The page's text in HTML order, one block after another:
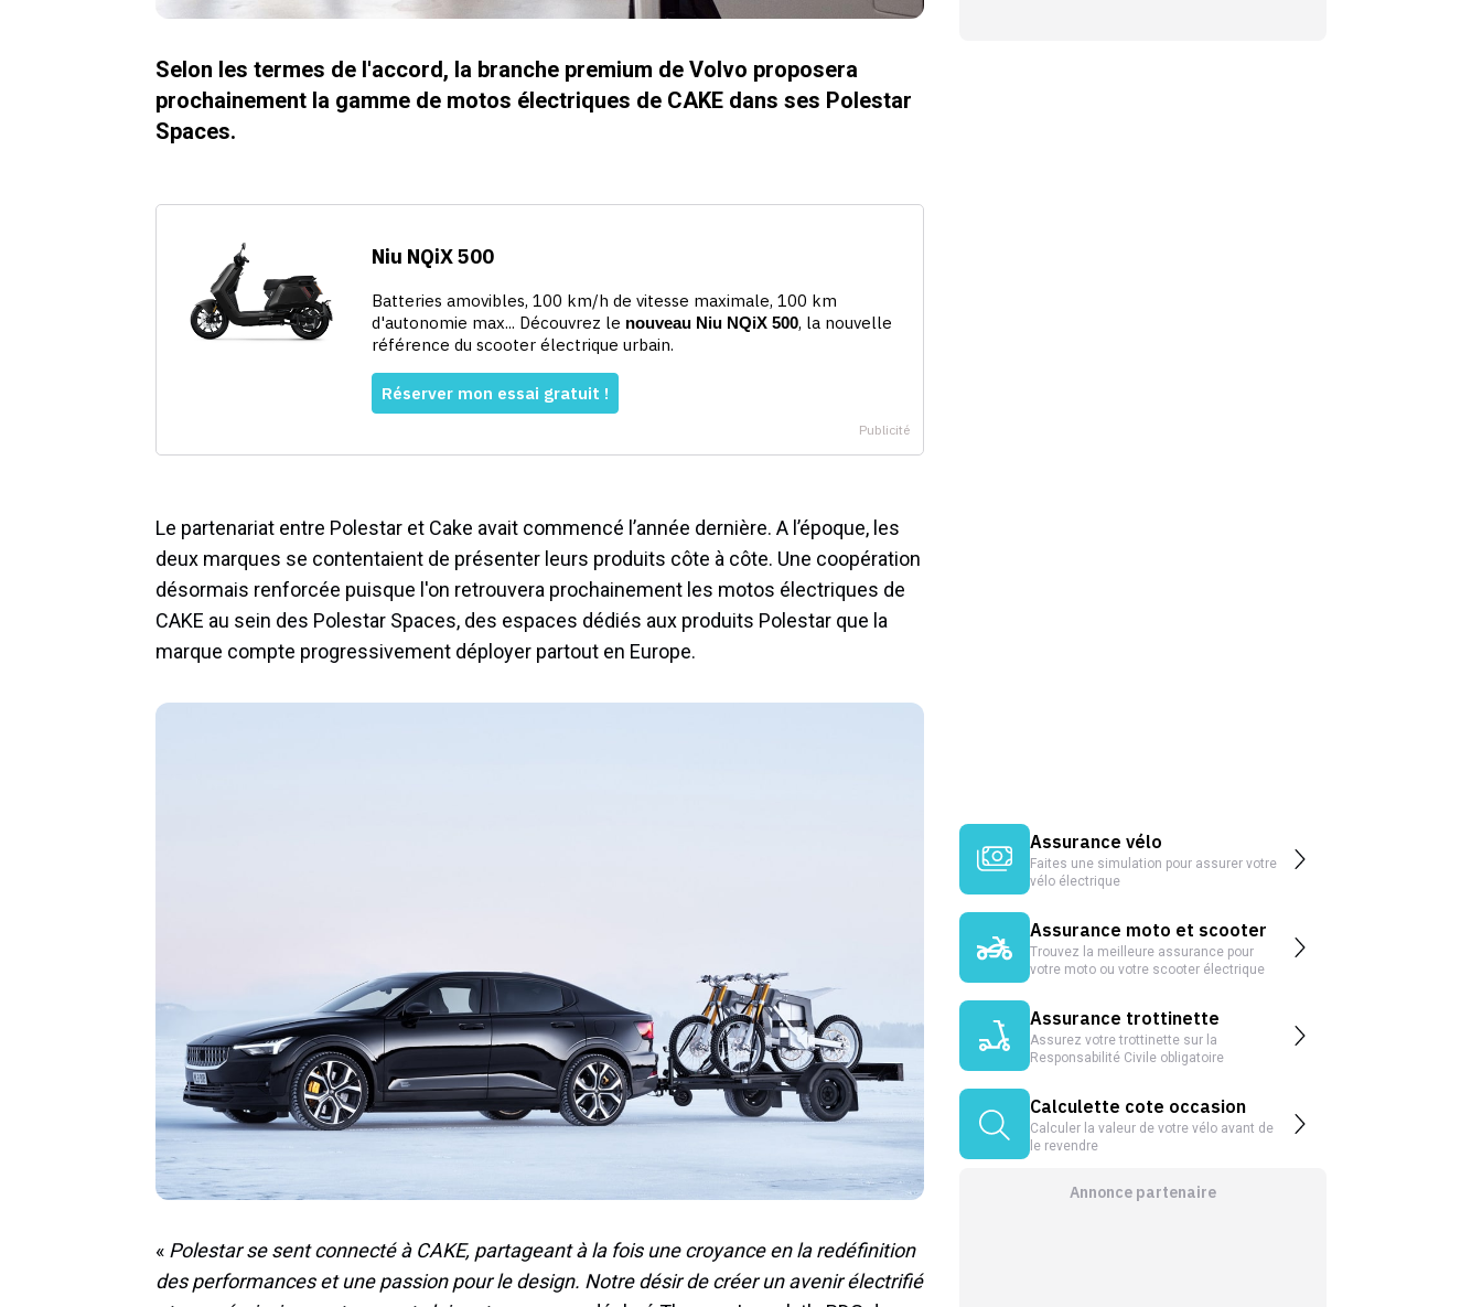
Selon les termes de l'accord, la branche premium de Volvo proposera
prochainement la gamme de motos électriques de CAKE dans ses Polestar
Spaces.
Le partenariat entre Polestar et Cake avait commencé l’année dernière. A l’époque, les
deux marques se contentaient de présenter leurs produits côte à côte. Une coopération
désormais renforcée puisque l'on retrouvera prochainement les motos électriques de
CAKE au sein des Polestar Spaces, des espaces dédiés aux produits Polestar que la
marque compte progressivement déployer partout en Europe.
« Polestar se sent connecté à CAKE, partageant à la fois une croyance en la redéfinition
des performances et une passion pour le design. Notre désir de créer un avenir électrifié
Assurance vélo
Faites une simulation pour assurer votre
vélo électrique
Assurance moto et scooter
Trouvez la meilleure assurance pour
votre moto ou votre scooter électrique
Assurance trottinette
Assurez votre trottinette sur la
Responsabilité Civile obligatoire
Calculette cote occasion
Calculer la valeur de votre vélo avant de
le revendre
Annonce partenaire